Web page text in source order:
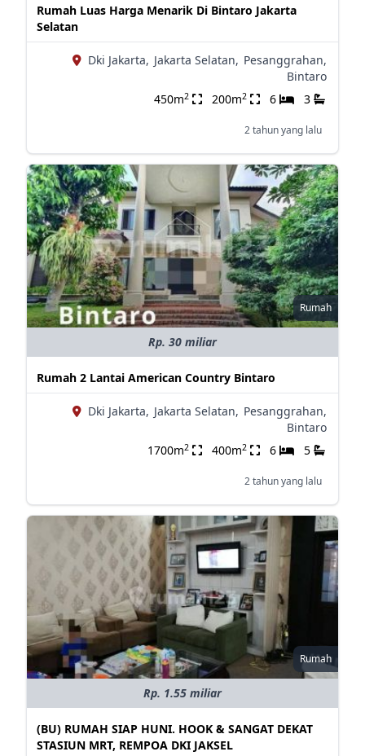
Rumah Luas Harga Menarik Di Bintaro Jakarta
Selatan
Dki Jakarta, Jakarta Selatan, Pesanggrahan,
Bintaro
450m2 200m2 6 3
2 tahun yang lalu
Rumah
Rp. 30 miliar
Rumah 2 Lantai American Country Bintaro
Dki Jakarta, Jakarta Selatan, Pesanggrahan,
Bintaro
1700m2 400m2 6 5
2 tahun yang lalu
Rumah
Rp. 1.55 miliar
(BU) RUMAH SIAP HUNI. HOOK & SANGAT DEKAT
STASIUN MRT, REMPOA DKI JAKSEL